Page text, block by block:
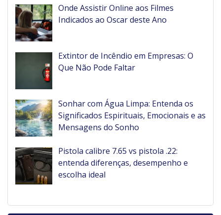
Onde Assistir Online aos Filmes
Indicados ao Oscar deste Ano
Extintor de Incêndio em Empresas: O
Que Não Pode Faltar
Sonhar com Água Limpa: Entenda os
Significados Espirituais, Emocionais e as
Mensagens do Sonho
Pistola calibre 7.65 vs pistola .22:
entenda diferenças, desempenho e
escolha ideal